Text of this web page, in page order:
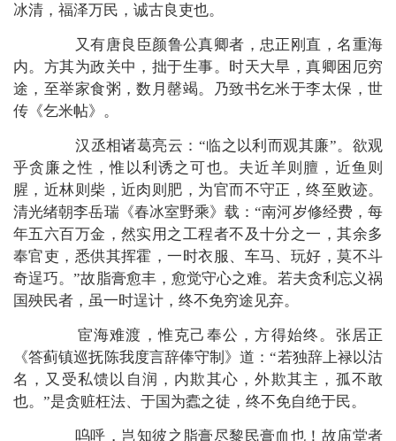
冰清，福泽万民，诚古良吏也。
又有唐良臣颜鲁公真卿者，忠正刚直，名重海
内。方其为政关中，拙于生事。时天大旱，真卿困厄穷
途，至举家食粥，数月罄竭。乃致书乞米于李太保，世
传《乞米帖》。
汉丞相诸葛亮云：“临之以利而观其廉”。欲观
乎贪廉之性，惟以利诱之可也。夫近羊则膻，近鱼则
腥，近林则柴，近肉则肥，为官而不守正，终至败迹。
清光绪朝李岳瑞《春冰室野乘》载：“南河岁修经费，每
年五六百万金，然实用之工程者不及十分之一，其余多
奉官吏，悉供其挥霍，一时衣服、车马、玩好，莫不斗
奇逞巧。”故脂膏愈丰，愈觉守心之难。若夫贪利忘义祸
国殃民者，虽一时逞计，终不免穷途见弃。
宦海难渡，惟克己奉公，方得始终。张居正
《答蓟镇巡抚陈我度言辞俸守制》道：“若独辞上禄以沽
名，又受私馈以自润，内欺其心，外欺其主，孤不敢
也。”是贪赃枉法、于国为蠹之徒，终不免自绝于民。
呜呼，岂知彼之脂膏尽黎民膏血也！故庙堂者